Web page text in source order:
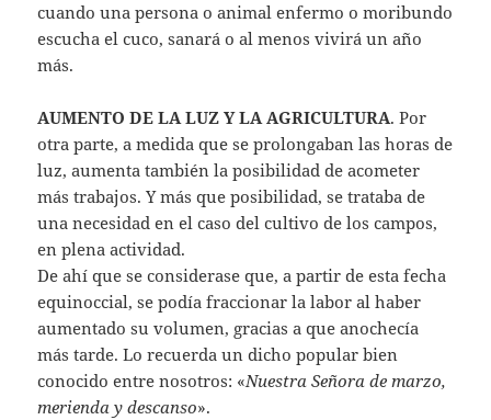
cuando una persona o animal enfermo o moribundo
escucha el cuco, sanará o al menos vivirá un año
más.
AUMENTO DE LA LUZ Y LA AGRICULTURA. Por
otra parte, a medida que se prolongaban las horas de
luz, aumenta también la posibilidad de acometer
más trabajos. Y más que posibilidad, se trataba de
una necesidad en el caso del cultivo de los campos,
en plena actividad.
De ahí que se considerase que, a partir de esta fecha
equinoccial, se podía fraccionar la labor al haber
aumentado su volumen, gracias a que anochecía
más tarde. Lo recuerda un dicho popular bien
conocido entre nosotros: «Nuestra Señora de marzo,
merienda y descanso».